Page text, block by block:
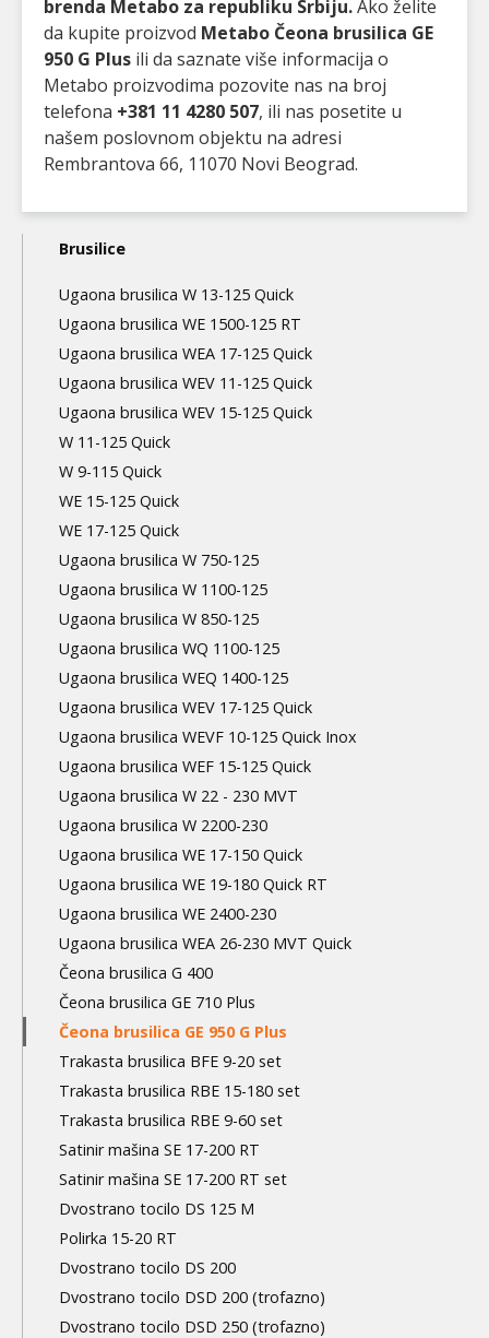
brenda Metabo za republiku Srbiju.Ako želite
da kupite proizvod Metabo Čeona brusilica GE
950 G Plus ili da saznate više informacija o
Metabo proizvodima pozovite nas na broj
telefona +381 11 4280 507, ili nas posetite u
našem poslovnom objektu na adresi
Rembrantova 66, 11070 Novi Beograd.
Main
navigation
3nd
level
Brusilice
Ugaona brusilica W 13-125 Quick
Ugaona brusilica WE 1500-125 RT
Ugaona brusilica WEA 17-125 Quick
Ugaona brusilica WEV 11-125 Quick
Ugaona brusilica WEV 15-125 Quick
W 11-125 Quick
W 9-115 Quick
WE 15-125 Quick
WE 17-125 Quick
Ugaona brusilica W 750-125
Ugaona brusilica W 1100-125
Ugaona brusilica W 850-125
Ugaona brusilica WQ 1100-125
Ugaona brusilica WEQ 1400-125
Ugaona brusilica WEV 17-125 Quick
Ugaona brusilica WEVF 10-125 Quick Inox
Ugaona brusilica WEF 15-125 Quick
Ugaona brusilica W 22 - 230 MVT
Ugaona brusilica W 2200-230
Ugaona brusilica WE 17-150 Quick
Ugaona brusilica WE 19-180 Quick RT
Ugaona brusilica WE 2400-230
Ugaona brusilica WEA 26-230 MVT Quick
Čeona brusilica G 400
Čeona brusilica GE 710 Plus
Čeona brusilica GE 950 G Plus
Trakasta brusilica BFE 9-20 set
Trakasta brusilica RBE 15-180 set
Trakasta brusilica RBE 9-60 set
Satinir mašina SE 17-200 RT
Satinir mašina SE 17-200 RT set
Dvostrano tocilo DS 125 M
Polirka 15-20 RT
Dvostrano tocilo DS 200
Dvostrano tocilo DSD 200 (trofazno)
Dvostrano tocilo DSD 250 (trofazno)